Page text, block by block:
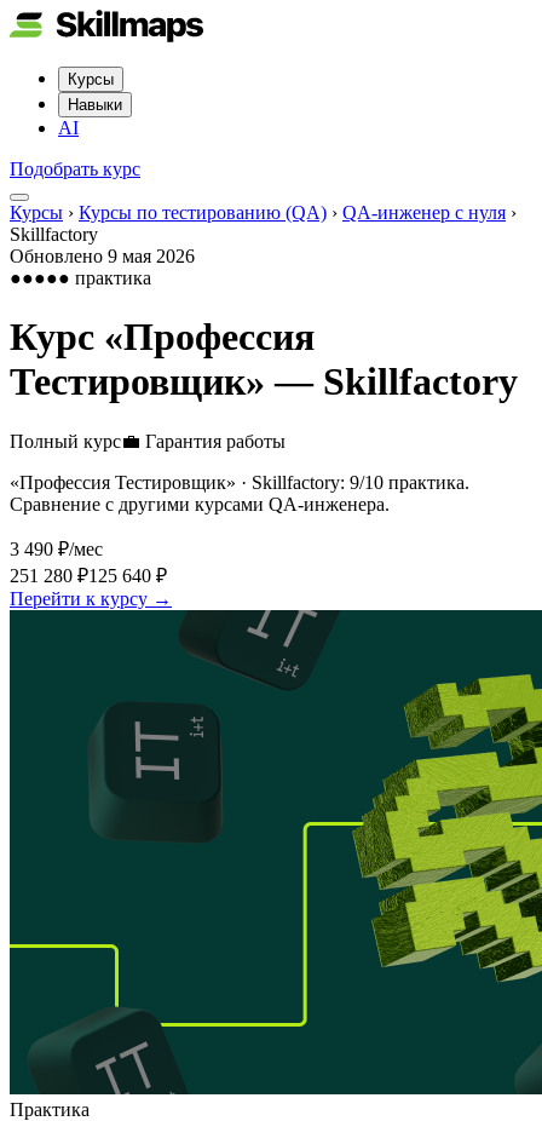
Курсы
Навыки
AI
Подобрать курс
Курсы › Курсы по тестированию (QA) › QA-инженер с нуля ›
Skillfactory
Обновлено 9 мая 2026
●●●●● практика
Курс «Профессия
Тестировщик» — Skillfactory
Полный курс💼 Гарантия работы
«Профессия Тестировщик» · Skillfactory: 9/10 практика.
Сравнение с другими курсами QA-инженера.
3 490 ₽/мес
251 280 ₽125 640 ₽
Перейти к курсу →
Практика